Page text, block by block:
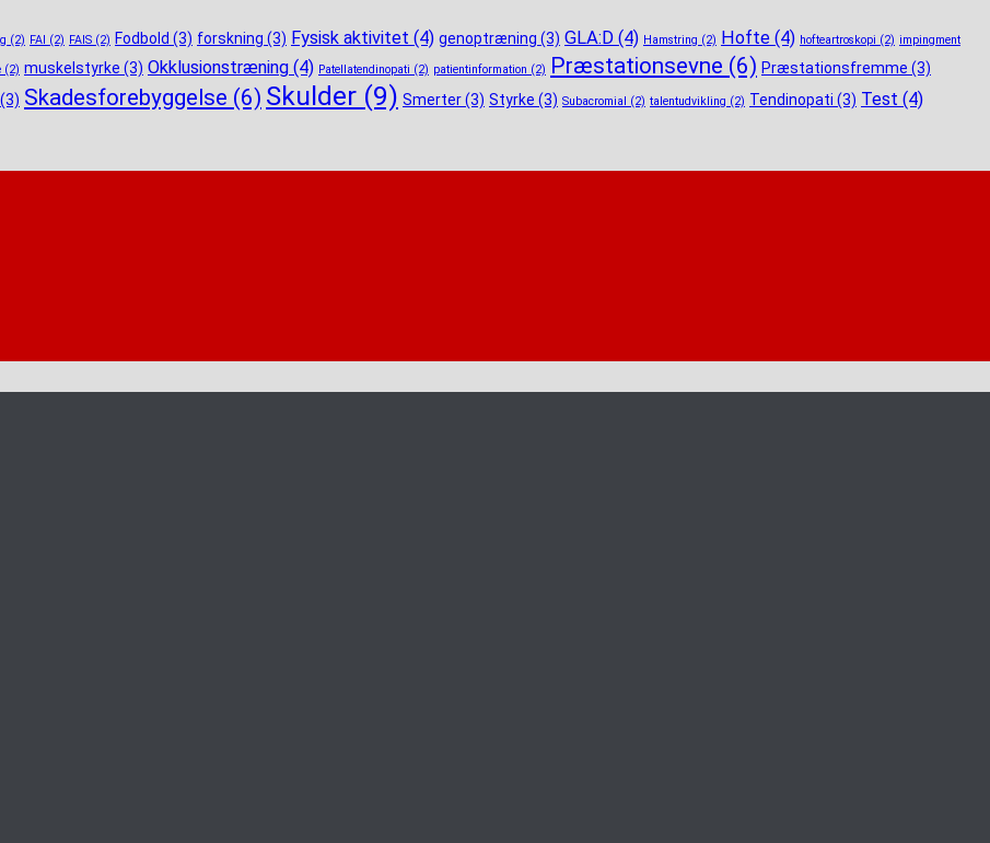
(2) FAI (2) FAIS (2) Fodbold (3) forskning (3) Fysisk aktivitet (4) genoptræning (3) GLA:D (4) Hamstring (2) Hofte (4) hofteartroskopi (2) impingment
(2) muskelstyrke (3) Okklusionstræning (4) Patellatendinopati (2) patientinformation (2) Præstationsevne (6) Præstationsfremme (3)
(3) Skadesforebyggelse (6) Skulder (9) Smerter(3) Styrke (3) Subacromial (2) talentudvikling (2) Tendinopati (3) Test (4)